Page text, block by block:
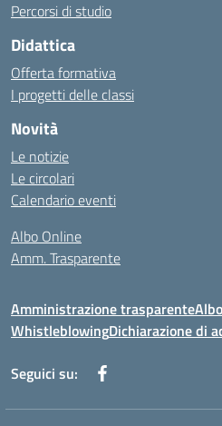
Percorsi di studio
Didattica
Offerta formativa
I progetti delle classi
Novità
Le notizie
Le circolari
Calendario eventi
Albo Online
Amm. Trasparente
Amministrazione trasparente
WhistleblowingDichiarazione di
Seguici su: